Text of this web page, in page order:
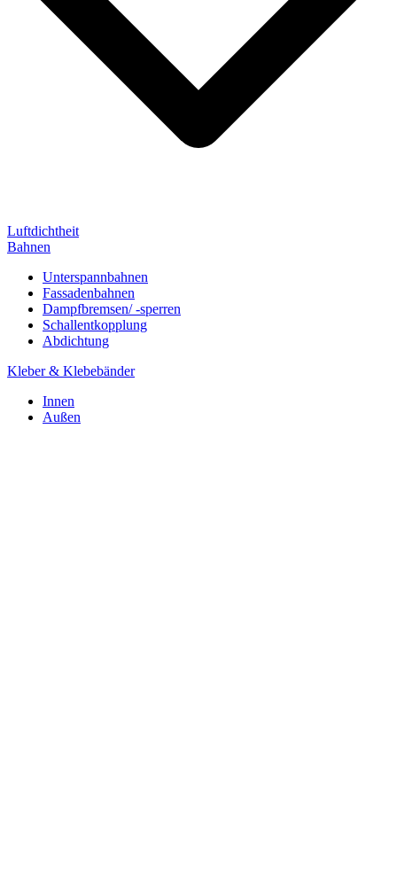
Luftdichtheit
Bahnen
Unterspannbahnen
Fassadenbahnen
Dampfbremsen/ -sperren
Schallentkopplung
Abdichtung
Kleber & Klebebänder
Innen
Außen